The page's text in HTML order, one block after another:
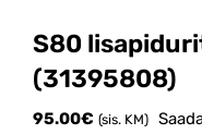
S80
(31395808)
95.00€ (sis. KM)